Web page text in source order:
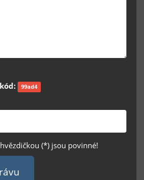
kód: 99ad4
(*) jsou povinné!